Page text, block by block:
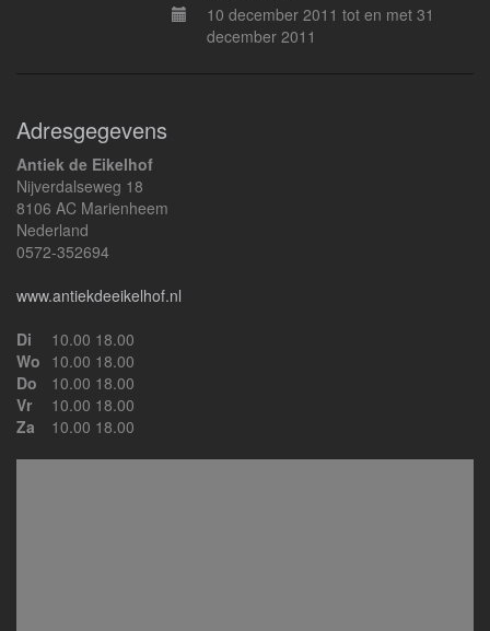
10 december 2011 tot en met 31
december 2011
Adresgegevens
Antiek de Eikelhof
Nijverdalseweg 18
8106 AC Marienheem
Nederland
0572-352694
www.antiekdeeikelhof.nl
Di
10.00 18.00
Wo 10.00 18.00
Do
10.00 18.00
Vr
10.00 18.00
Za
10.00 18.00